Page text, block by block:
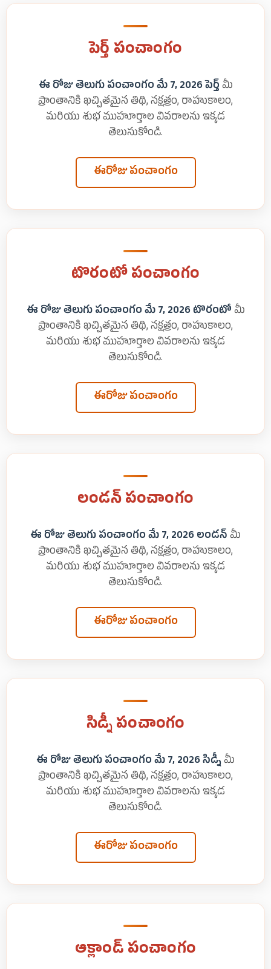
పెర్త్ పంచాంగం
ఈ రోజు తెలుగు పంచాంగం మే 7, 2026 పెర్త్ మీ
ప్రాంతానికి ఖచ్చితమైన తిథి, నక్షత్రం, రాహుకాలం,
మరియు శుభ ముహూర్తాల వివరాలను ఇక్కడ
తెలుసుకోండి.
ఈరోజు పంచాంగం
టొరంటో పంచాంగం
ఈ రోజు తెలుగు పంచాంగం మే 7, 2026 టొరంటో మీ
ప్రాంతానికి ఖచ్చితమైన తిథి, నక్షత్రం, రాహుకాలం,
మరియు శుభ ముహూర్తాల వివరాలను ఇక్కడ
తెలుసుకోండి.
ఈరోజు పంచాంగం
లండన్ పంచాంగం
ఈ రోజు తెలుగు పంచాంగం మే 7, 2026 లండన్ మీ
ప్రాంతానికి ఖచ్చితమైన తిథి, నక్షత్రం, రాహుకాలం,
మరియు శుభ ముహూర్తాల వివరాలను ఇక్కడ
తెలుసుకోండి.
ఈరోజు పంచాంగం
సిడ్నీ పంచాంగం
ఈ రోజు తెలుగు పంచాంగం మే 7, 2026 సిడ్నీ మీ
ప్రాంతానికి ఖచ్చితమైన తిథి, నక్షత్రం, రాహుకాలం,
మరియు శుభ ముహూర్తాల వివరాలను ఇక్కడ
తెలుసుకోండి.
ఈరోజు పంచాంగం
ఆక్లాండ్ పంచాంగం